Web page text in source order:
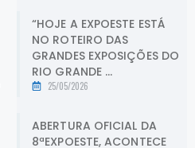
“HOJE A EXPOESTE ESTÁ
NO ROTEIRO DAS
GRANDES EXPOSIÇÕES DO
RIO GRANDE ...
25/05/2026
ABERTURA OFICIAL DA
8ªEXPOESTE, ACONTECE